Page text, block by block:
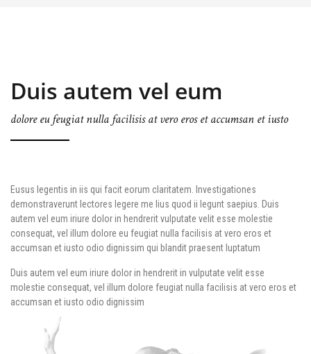
Duis autem vel eum
dolore eu feugiat nulla facilisis at vero eros et accumsan et iusto
Eusus legentis in iis qui facit eorum claritatem. Investigationes
demonstraverunt lectores legere me lius quod ii legunt saepius. Duis
autem vel eum iriure dolor in hendrerit vulputate velit esse molestie
consequat, vel illum dolore eu feugiat nulla facilisis at vero eros et
accumsan et iusto odio dignissim qui blandit praesent luptatum
Duis autem vel eum iriure dolor in hendrerit in vulputate velit esse
molestie consequat, vel illum dolore feugiat nulla facilisis at vero eros et
accumsan et iusto odio dignissim